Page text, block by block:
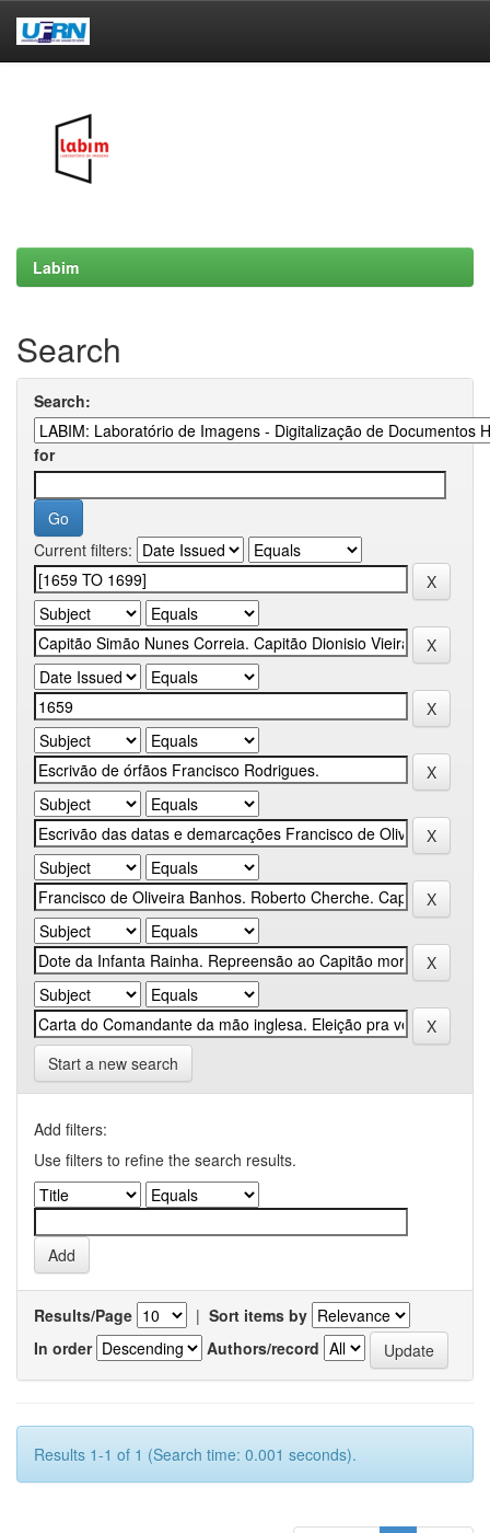
Labim
Search
Search:
for
Current filters:
Start a new search
Add filters:
Use filters to refine the search results.
Results/Page | Sort items by
In order
Authors/record
Results 1-1 of 1 (Search time: 0.001 seconds).